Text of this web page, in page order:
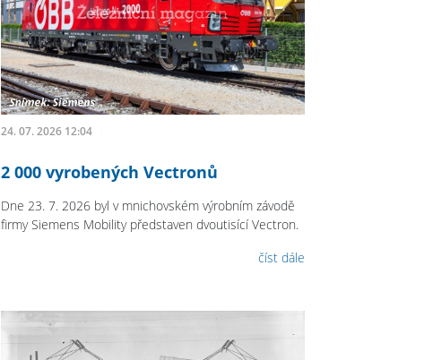
24. 07. 2026 12:04
2 000 vyrobených Vectronů
Dne 23. 7. 2026 byl v mnichovském výrobním závodě
firmy Siemens Mobility představen dvoutisící Vectron.
číst dále